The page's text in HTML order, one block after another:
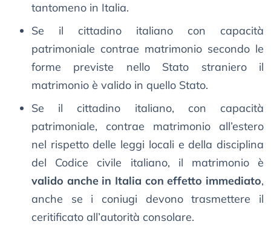
tantomeno in Italia.
Se il cittadino italiano con capacità
patrimoniale contrae matrimonio secondo le
forme previste nello Stato straniero il
matrimonio è valido in quello Stato.
Se il cittadino italiano, con capacità
patrimoniale, contrae matrimonio all’estero
nel rispetto delle leggi locali e della disciplina
del Codice civile italiano, il matrimonio è
valido anche in Italia con effetto immediato,
anche se i coniugi devono trasmettere il
ceritificato all’autorità consolare.